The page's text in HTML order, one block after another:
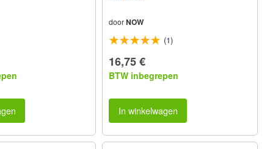
doorNOW
(1)
16,75 €
BTW inbegrepen
In winkelwagen